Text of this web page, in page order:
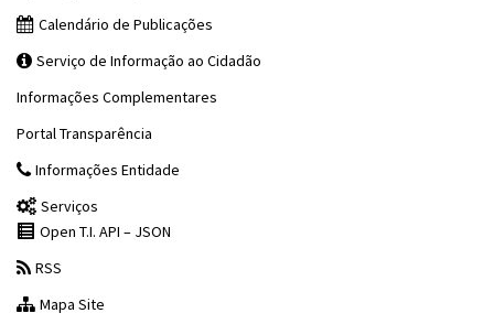
Calendário de Publicações
Serviço de Informação ao Cidadão
Informações Complementares
Portal Transparência
Informações Entidade
Serviços
Open T.I. API – JSON
RSS
Mapa Site